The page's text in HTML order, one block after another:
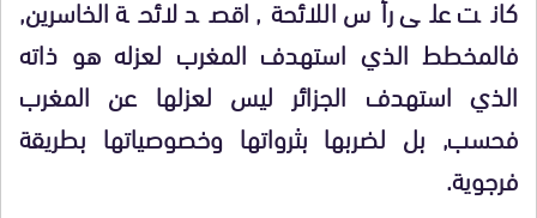
كانت على رأس اللائحة, اقصد لائحة الخاسرين,
فالمخطط الذي استهدف المغرب لعزله هو ذاته
الذي استهدف الجزائر ليس لعزلها عن المغرب
فحسب, بل لضربها بثرواتها وخصوصياتها بطريقة
فرجوية.